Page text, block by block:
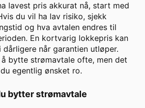
lavest pris akkurat nå, start med
du vil ha lav risiko, sjekk
og hva avtalen endres til
En kortvarig lokkepris kan
når garantien utløper.
bytte strømavtale ofte, men det
egentlig ønsket ro.
bytter strømavtale